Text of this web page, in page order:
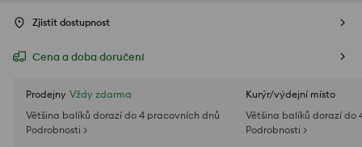
Zjistit dostupnost
Cena a doba doručení
Prodejny Vždy zdarma
Většina balíků dorazí do 4 pracovních dnů
Podrobnosti >
Kurýr/výdejní místo
Většina balíků dorazí do
Podrobnosti >